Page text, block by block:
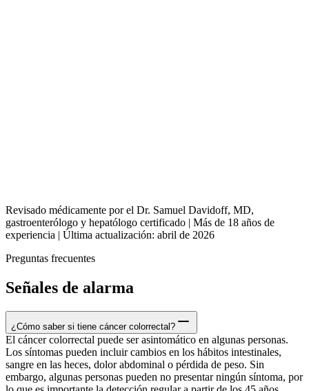
Revisado médicamente por el Dr. Samuel Davidoff, MD,
gastroenterólogo y hepatólogo certificado | Más de 18 años de
experiencia | Última actualización: abril de 2026
Preguntas frecuentes
Señales de alarma
¿Cómo saber si tiene cáncer colorrectal?
El cáncer colorrectal puede ser asintomático en algunas personas.
Los síntomas pueden incluir cambios en los hábitos intestinales,
sangre en las heces, dolor abdominal o pérdida de peso. Sin
embargo, algunas personas pueden no presentar ningún síntoma, por